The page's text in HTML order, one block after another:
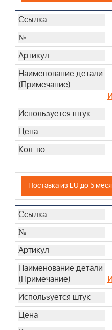
Поставка из EU до 5